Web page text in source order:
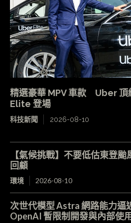
精選豪華 MPV 車款 Uber 頂
Elite 登場
科技新聞 2026-08-10
【氣候挑戰】不要低估東登颱
回顧
環境 2026-08-10
次世代模型 Astra 網路能力
OpenAI 暫限制開發與內部使